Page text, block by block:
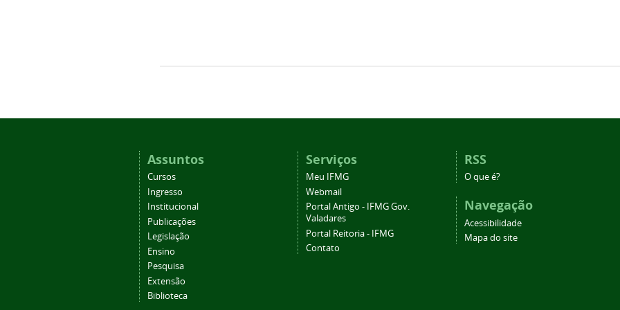
Assuntos
Cursos
Ingresso
Institucional
Publicações
Legislação
Ensino
Pesquisa
Extensão
Biblioteca
Serviços
Meu IFMG
Webmail
Portal Antigo - IFMG Gov.
Valadares
Portal Reitoria - IFMG
Contato
RSS
O que é?
Navegação
Acessibilidade
Mapa do site